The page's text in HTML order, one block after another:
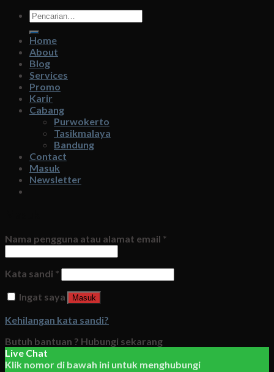
Pencarian
untuk:
Home
About
Blog
Services
Promo
Karir
Cabang
Purwokerto
Tasikmalaya
Bandung
Contact
Masuk
Newsletter
Nama pengguna atau alamat email *
Kata sandi *
Ingat saya
Masuk
Kehilangan kata sandi?
Butuh bantuan ? Hubungi sekarang
Live Chat
Klik nomor di bawah ini untuk menghubungi